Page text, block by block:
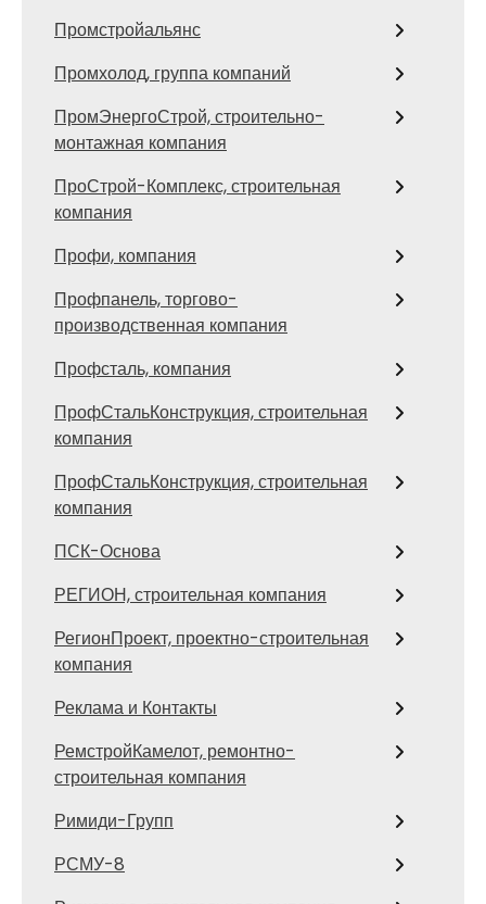
Промстройальянс
Промхолод, группа компаний
ПромЭнергоСтрой, строительно-
монтажная компания
ПроСтрой-Комплекс, строительная
компания
Профи, компания
Профпанель, торгово-
производственная компания
Профсталь, компания
ПрофСтальКонструкция, строительная
компания
ПрофСтальКонструкция, строительная
компания
ПСК-Основа
РЕГИОН, строительная компания
РегионПроект, проектно-строительная
компания
Реклама и Контакты
РемстройКамелот, ремонтно-
строительная компания
Римиди-Групп
РСМУ-8